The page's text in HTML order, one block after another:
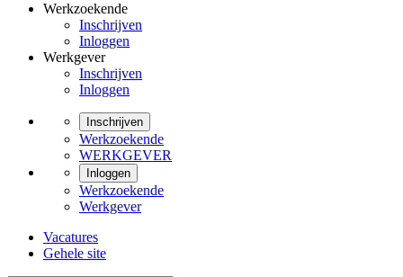
Werkzoekende
Inschrijven
Inloggen
Werkgever
Inschrijven
Inloggen
Inschrijven
Werkzoekende
WERKGEVER
Inloggen
Werkzoekende
Werkgever
Vacatures
Gehele site